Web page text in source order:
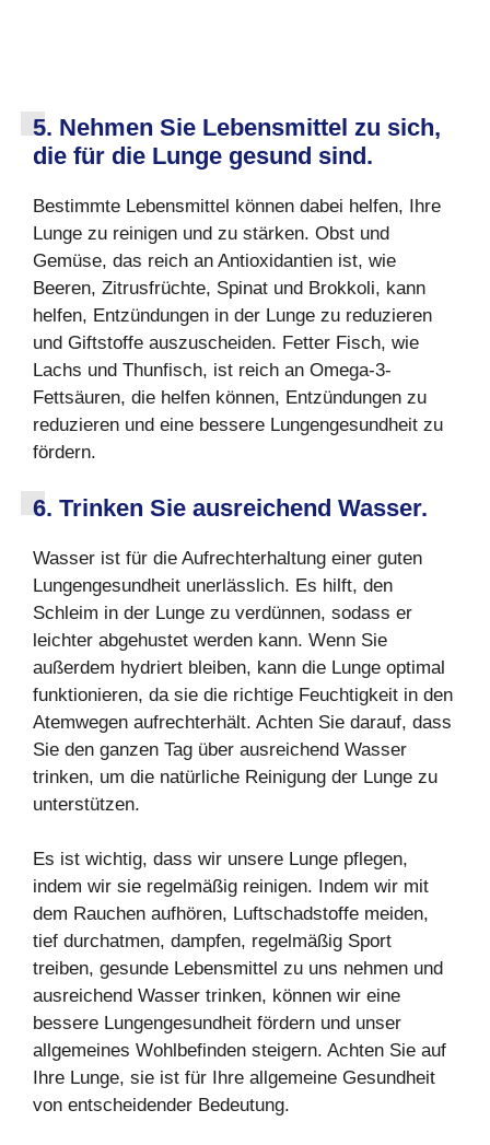
5. Nehmen Sie Lebensmittel zu sich,
die für die Lunge gesund sind.
Bestimmte Lebensmittel können dabei helfen, Ihre
Lunge zu reinigen und zu stärken. Obst und
Gemüse, das reich an Antioxidantien ist, wie
Beeren, Zitrusfrüchte, Spinat und Brokkoli, kann
helfen, Entzündungen in der Lunge zu reduzieren
und Giftstoffe auszuscheiden. Fetter Fisch, wie
Lachs und Thunfisch, ist reich an Omega-3-
Fettsäuren, die helfen können, Entzündungen zu
reduzieren und eine bessere Lungengesundheit zu
fördern.
6. Trinken Sie ausreichend Wasser.
Wasser ist für die Aufrechterhaltung einer guten
Lungengesundheit unerlässlich. Es hilft, den
Schleim in der Lunge zu verdünnen, sodass er
leichter abgehustet werden kann. Wenn Sie
außerdem hydriert bleiben, kann die Lunge optimal
funktionieren, da sie die richtige Feuchtigkeit in den
Atemwegen aufrechterhält. Achten Sie darauf, dass
Sie den ganzen Tag über ausreichend Wasser
trinken, um die natürliche Reinigung der Lunge zu
unterstützen.
Es ist wichtig, dass wir unsere Lunge pflegen,
indem wir sie regelmäßig reinigen. Indem wir mit
dem Rauchen aufhören, Luftschadstoffe meiden,
tief durchatmen, dampfen, regelmäßig Sport
treiben, gesunde Lebensmittel zu uns nehmen und
ausreichend Wasser trinken, können wir eine
bessere Lungengesundheit fördern und unser
allgemeines Wohlbefinden steigern. Achten Sie auf
Ihre Lunge, sie ist für Ihre allgemeine Gesundheit
von entscheidender Bedeutung.